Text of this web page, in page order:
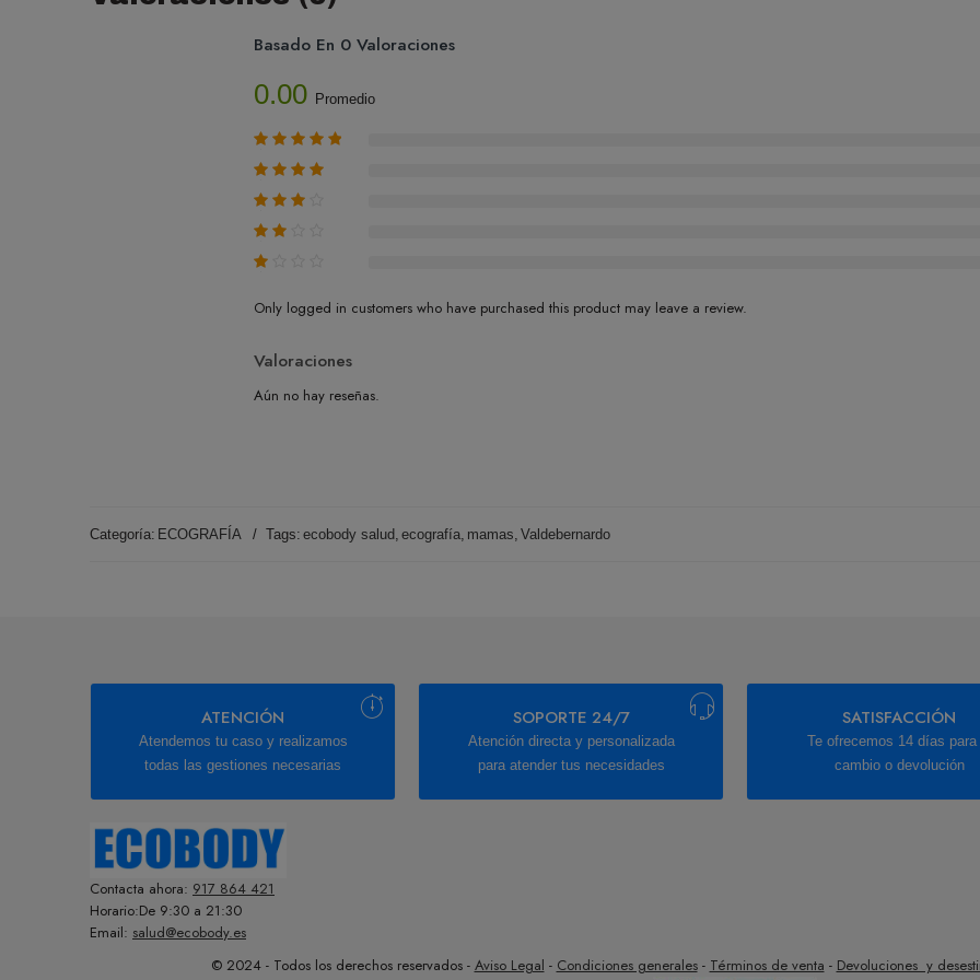
Basado En 0 Valoraciones
0.00 Promedio
Only logged in customers who have purchased this product may leave a review.
Valoraciones
Aún no hay reseñas.
Categoría: ECOGRAFÍA Tags: ecobody salud ecografía mamas Valdebernardo
ATENCIÓN
Atendemos tu caso y realizamos
todas las gestiones necesarias
SOPORTE 24/7
Atención directa y personalizada
para atender tus necesidades
SATISFACCIÓN
Te ofrecemos 14 días para
cambio o devolución
Contacta ahora: 917 864 421
Horario:De 9:30 a 21:30
Email: salud@ecobody.es
© 2024 - Todos los derechos reservados - Aviso Legal - Condiciones generales- Términos de venta - Devoluciones y